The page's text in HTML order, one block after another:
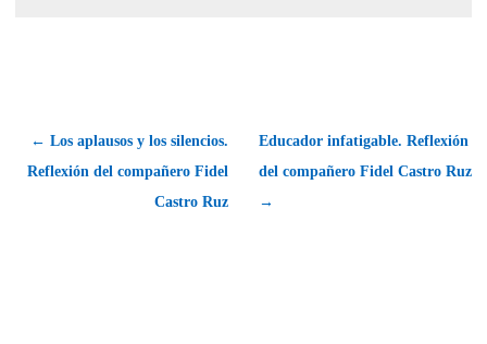
← Los aplausos y los silencios.
Reflexión del compañero Fidel
Castro Ruz
Educador infatigable. Reflexión
del compañero Fidel Castro Ruz
→